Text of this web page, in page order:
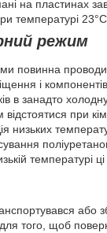
на пластинах
температурі
режим
повинна
і
в занадто
відстоятися при
низьких
температурі
або
того, щоб